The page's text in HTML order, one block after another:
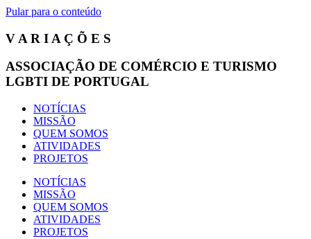
Pular para o conteúdo
V A R I A Ç Õ E S
ASSOCIAÇÃO DE COMÉRCIO E TURISMO
LGBTI DE PORTUGAL
NOTÍCIAS
MISSÃO
QUEM SOMOS
ATIVIDADES
PROJETOS
NOTÍCIAS
MISSÃO
QUEM SOMOS
ATIVIDADES
PROJETOS